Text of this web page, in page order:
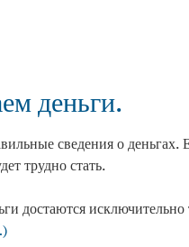
деньги.
сведения о деньгах.
трудно стать.
достаются